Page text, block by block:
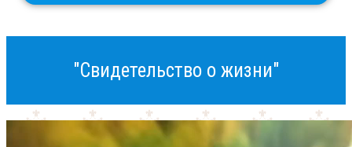
"Свидетельство о жизни"